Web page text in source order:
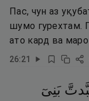
Пас, чун аз
шумо гурехтам.
ато кард ва
26:21
بَنِىٓ